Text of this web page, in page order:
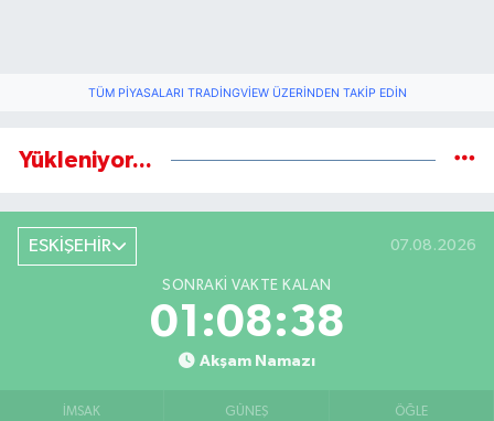
TÜM PIYASALARI TRADINGVIEW ÜZERINDEN TAKIP EDIN
Yükleniyor...
ESKİŞEHİR 07.08.2026
SONRAKI VAKTE KALAN
01:08:38
Akşam Namazı
İMSAK GÜNEŞ ÖĞLE